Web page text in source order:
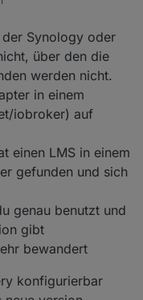
Synology oder
über den die
werden nicht.
in einem
iobroker) auf
einen LMS in einem
gefunden und sich
genau benutzt und
gibt
bewandert
konfigurierbar